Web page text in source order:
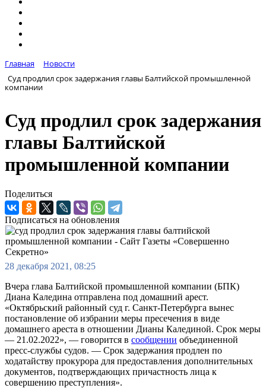
Главная
Новости
Суд продлил срок задержания главы Балтийской промышленной
компании
Суд продлил срок задержания
главы Балтийской
промышленной компании
Поделиться
Подписаться на обновления
28 декабря 2021, 08:25
Вчера глава Балтийской промышленной компании (БПК)
Диана Каледина отправлена под домашний арест.
«Октябрьский районный суд г. Санкт-Петербурга вынес
постановление об избрании меры пресечения в виде
домашнего ареста в отношении Дианы Калединой. Срок меры
— 21.02.2022», — говорится в сообщении объединенной
пресс-службы судов. — Срок задержания продлен по
ходатайству прокурора для предоставления дополнительных
документов, подтверждающих причастность лица к
совершению преступления».